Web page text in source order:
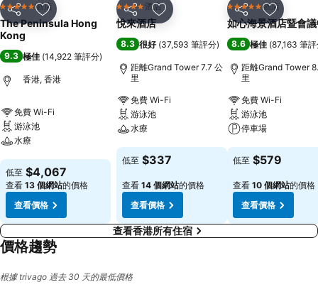
分享 放到收藏夾
5 星級 酒店
The Peninsula Hong
Kong
9.3 極佳 (14,922 筆評分)
香港, 香港
免費 Wi-Fi
游泳池
水療
查看價格
低至 $4,067
查看 13 個網站的價格
查看價格
分享 放到收藏夾
4 星級 酒店
悅來酒店
8.3 很好 (37,593 筆評分)
距離Grand Tower 7.7 公
里
免費 Wi-Fi
游泳池
水療
查看價格
低至 $337
查看 14 個網站的價格
查看價格
分享 放到收藏
5 星級 酒店
如心海景酒店暨會
8.6 極佳 (87,163 筆
距離Grand Tower
里
免費 Wi-Fi
游泳池
停車場
查看價格
低至 $579
查看 10 個網站的價格
查看價格
查看香港所有住宿
價格趨勢
根據 trivago 過去 30 天的最低價格